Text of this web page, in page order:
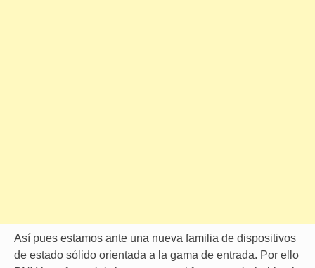
Así pues estamos ante una nueva familia de dispositivos
de estado sólido orientada a la gama de entrada. Por ello